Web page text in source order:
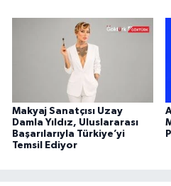
Makyaj Sanatçısı Uzay
Damla Yıldız, Uluslararası
Başarılarıyla Türkiye’yi
Temsil Ediyor